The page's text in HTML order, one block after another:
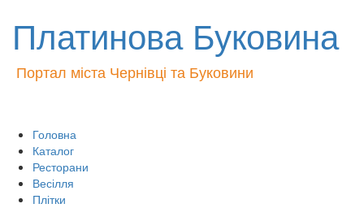
Платинова Буковина
Портал міста Чернівці та Буковини
Головна
Каталог
Ресторани
Весілля
Плітки